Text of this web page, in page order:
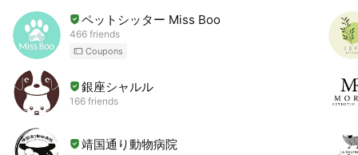
ペットシッター Miss Boo
466 friends
Coupons
銀座シャルル
166 friends
靖国通り動物病院